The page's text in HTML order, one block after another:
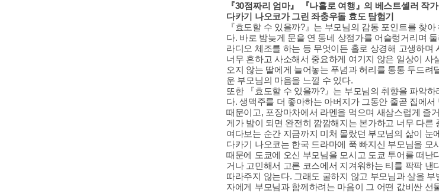
『30점짜리 엄마』 『나홀로 여행』의 베스트셀러 작가
다카기 나오코가 그린 좌충우돌 효도 탐험기
『효도할 수 있을까?』는 부모님의 감동 포인트를 찾
다. 바로 밤늦게 문을 연 동네 상점가를 어슬렁거리며
라디오 체조를 하는 등 무엇이든 홀로 상경해 고생하
너무 흔하고 사소해서 중요하게 여기지 않은 일상이
오지 않는 딸에게 늘어놓는 푸념과 허리를 통통 두드
운 부모님의 마음을 느낄 수 있다.
또한 『효도할 수 있을까?』는 부모님의 취향을 파악
다. 생맥주를 더 좋아하는 아버지가 그동안 줄곧 집에
때문이고, 포장마차에서 라멘을 먹으며 새삼스럽게 즐
게가 밤이 되면 완전히 깜깜해지는 본가하고 너무 다
여다보는 순간 지금까지 미처 몰랐던 부모님의 삶이 눈
다카기 나오코는 한국 드라마에 푹 빠지신 부모님을
때문에 도쿄에 오신 부모님을 모시고 도쿄 투어를 떠
거나 고민해서 고른 코스에서 지겨워하는 티를 팍팍
따라주지 않는다. 그래도 굴하지 않고 부모님과 살을
자에게 부모님과 함께하려는 마음이 그 어떤 값비싼